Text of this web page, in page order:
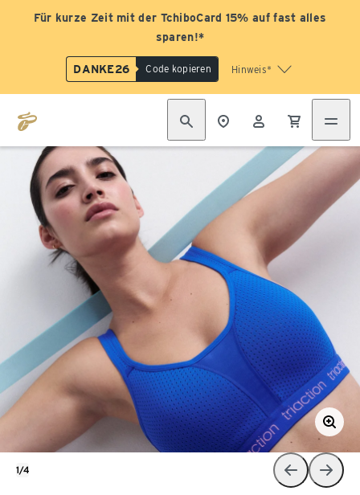
Für kurze Zeit mit der TchiboCard 15% auf fast alles
sparen!*
DANKE26 Code kopieren Hinweis*
1/4